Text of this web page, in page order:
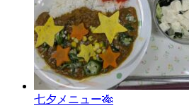
七夕メニュー🎋